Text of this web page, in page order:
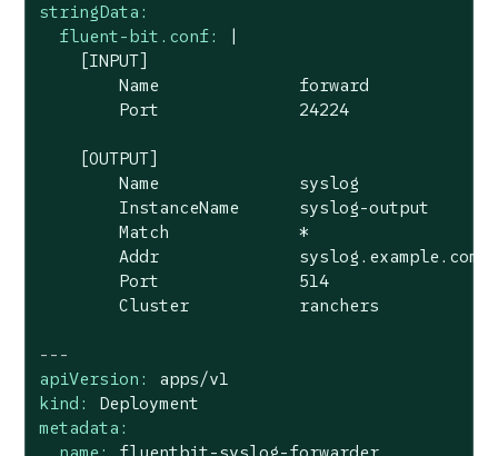
stringData:
fluent-bit.conf:
    [INPUT]
        Name              forward
        Port              24224
[OUTPUT]
Name
syslog
InstanceName
syslog-output
Match
*
Addr
syslog.example.com
Port
514
Cluster
ranchers
---
apiVersion:
apps/v1
kind:
Deployment
metadata: